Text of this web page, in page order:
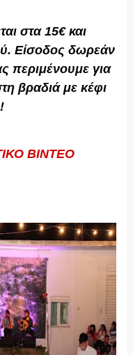
στα 15€ και
Είσοδος δωρεάν
περιμένουμε για
βραδιά με κέφι
ΒΙΝΤΕΟ